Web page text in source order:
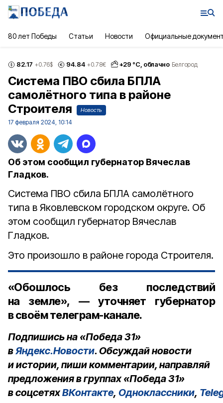
80 лет Победы Статьи Новости Официальные
82.17 +0.76$ 94.84 +0.78€ +29 °С, облачно Белгород
Система ПВО сбила БПЛА
самолётного типа в районе
Строителя
Новость
17 февраля 2024, 10:14
Об этом сообщил губернатор Вячеслав
Гладков.
Система ПВО сбила БПЛА самолётного
типа в Яковлевском городском округе. Об
этом сообщил губернатор Вячеслав
Гладков.
Это произошло в районе города Строителя.
«Обошлось без последствий
на земле», — уточняет губернатор
в своём телеграм-канале.
Подпишись на «Победа 31»
вЯндекс.Новости. Обсуждай новости
и истории, пиши комментарии, направляй
предложения в группах «Победа 31»
в соцсетяхВКонтакте, Одноклассники,